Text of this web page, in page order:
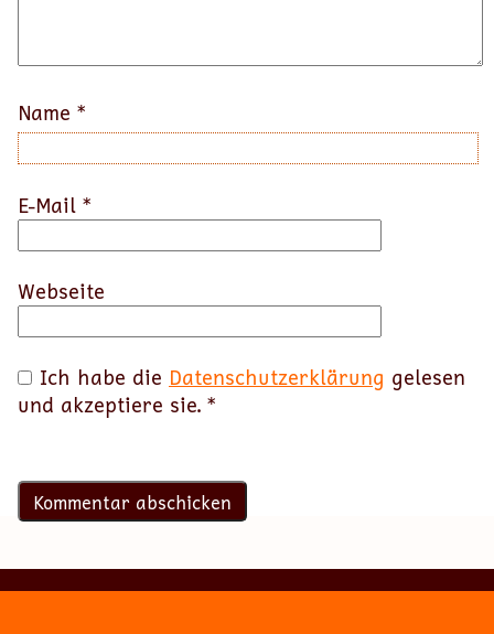
Name *
E-Mail *
Webseite
Ich habe die Datenschutzerklärung gelesen
und akzeptiere sie. *